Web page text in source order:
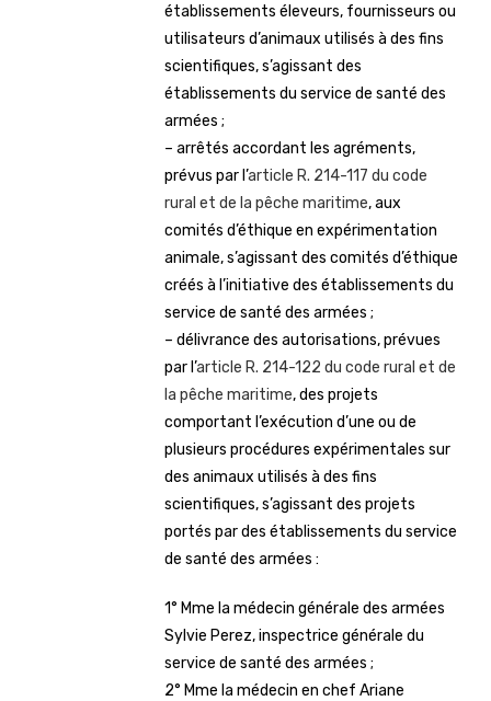
établissements éleveurs, fournisseurs ou
utilisateurs d’animaux utilisés à des fins
scientifiques, s’agissant des
établissements du service de santé des
armées ;
– arrêtés accordant les agréments,
prévus par l’article R. 214-117 du code
rural et de la pêche maritime, aux
comités d’éthique en expérimentation
animale, s’agissant des comités d’éthique
créés à l’initiative des établissements du
service de santé des armées ;
– délivrance des autorisations, prévues
par l’article R. 214-122 du code rural et de
la pêche maritime, des projets
comportant l’exécution d’une ou de
plusieurs procédures expérimentales sur
des animaux utilisés à des fins
scientifiques, s’agissant des projets
portés par des établissements du service
de santé des armées :
1° Mme la médecin générale des armées
Sylvie Perez, inspectrice générale du
service de santé des armées ;
2° Mme la médecin en chef Ariane